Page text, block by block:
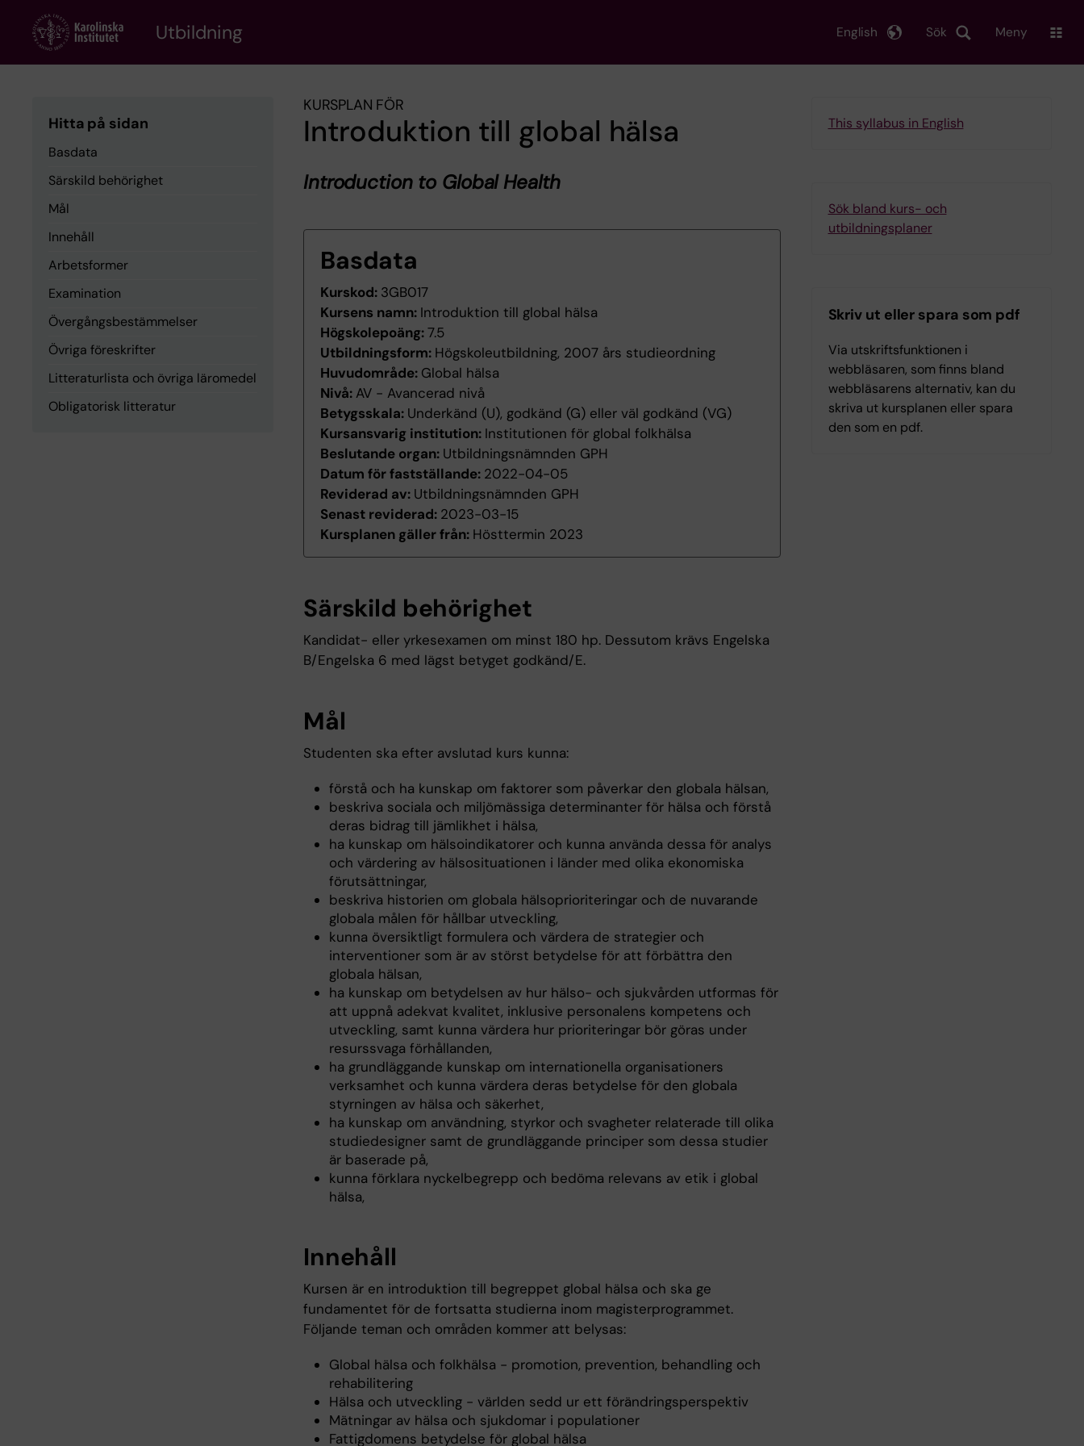
content
Utbildning Sök
English Meny
Hitta på sidan
Basdata
Särskild behörighet
Mål
Innehåll
Arbetsformer
Examination
Övergångsbestämmelser
Övriga föreskrifter
Litteraturlista och övriga läromedel
Obligatorisk litteratur
KURSPLAN FÖR
Introduktion till global hälsa
Introduction to Global Health
Basdata
Kurskod: 3GB017
Kursens namn: Introduktion till global hälsa
Högskolepoäng:7.5
Utbildningsform: Högskoleutbildning, 2007 års studieordning
Huvudområde: Global hälsa
Nivå: AV - Avancerad nivå
Betygsskala: Underkänd (U), godkänd (G) eller väl godkänd (VG)
Kursansvarig institution: Institutionen för global folkhälsa
Beslutande organ: Utbildningsnämnden GPH
Datum för fastställande: 2022-04-05
Reviderad av: Utbildningsnämnden GPH
Senast reviderad: 2023-03-15
Kursplanen gäller från: Hösttermin 2023
Särskild behörighet
Kandidat- eller yrkesexamen om minst 180 hp. Dessutom krävs Engelska
B/Engelska 6 med lägst betyget godkänd/E.
Mål
Studenten ska efter avslutad kurs kunna:
förstå och ha kunskap om faktorer som påverkar den globala hälsan,
beskriva sociala och miljömässiga determinanter för hälsa och förstå
deras bidrag till jämlikhet i hälsa,
ha kunskap om hälsoindikatorer och kunna använda dessa för analys
och värdering av hälsosituationen i länder med olika ekonomiska
förutsättningar,
beskriva historien om globala hälsoprioriteringar och de nuvarande
globala målen för hållbar utveckling,
kunna översiktligt formulera och värdera de strategier och
interventioner som är av störst betydelse för att förbättra den
globala hälsan,
ha kunskap om betydelsen av hur hälso- och sjukvården utformas för
att uppnå adekvat kvalitet, inklusive personalens kompetens och
utveckling, samt kunna värdera hur prioriteringar bör göras under
resurssvaga förhållanden,
ha grundläggande kunskap om internationella organisationers
verksamhet och kunna värdera deras betydelse för den globala
styrningen av hälsa och säkerhet,
ha kunskap om användning, styrkor och svagheter relaterade till olika
studiedesigner samt de grundläggande principer som dessa studier
är baserade på,
kunna förklara nyckelbegrepp och bedöma relevans av etik i global
hälsa,
Innehåll
Kursen är en introduktion till begreppet global hälsa och ska ge
fundamentet för de fortsatta studierna inom magisterprogrammet.
Följande teman och områden kommer att belysas:
Global hälsa och folkhälsa - promotion, prevention, behandling och
rehabilitering
Hälsa och utveckling - världen sedd ur ett förändringsperspektiv
Mätningar av hälsa och sjukdomar i populationer
Fattigdomens betydelse för global hälsa
This syllabus in English
Sök bland kurs- och
utbildningsplaner
Skriv ut eller spara som pdf
Via utskriftsfunktionen i
webbläsaren, som finns bland
webbläsarens alternativ, kan du
skriva ut kursplanen eller spara
den som en pdf.